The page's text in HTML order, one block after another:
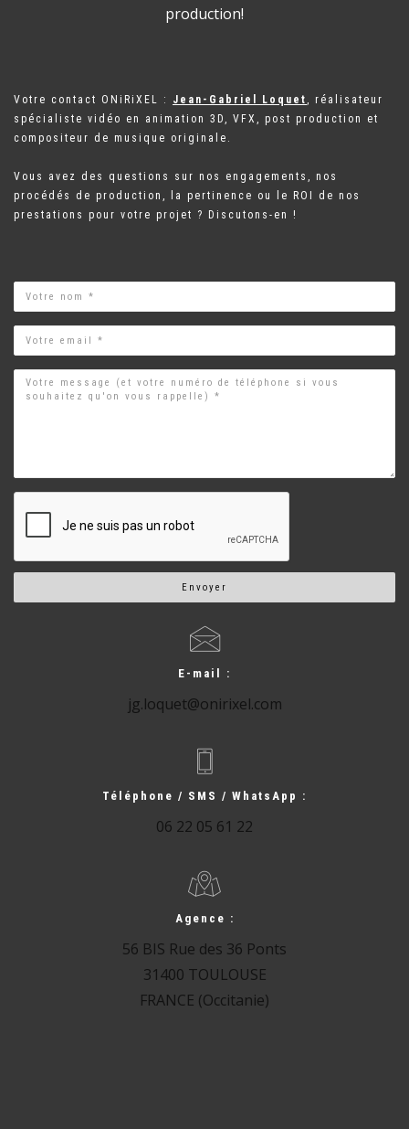
production!
Votre contact ONiRiXEL : Jean-Gabriel Loquet , réalisateur
spécialiste vidéo en animation 3D, VFX, post production et
compositeur de musique originale.
Vous avez des questions sur nos engagements, nos
procédés de production, la pertinence ou le ROI de nos
prestations pour votre projet ? Discutons-en !
Name
Email
Envoyer
E-mail :
jg.loquet@onirixel.com
Téléphone / SMS / WhatsApp :
06 22 05 61 22
Agence :
56 BIS Rue des 36 Ponts
31400 TOULOUSE
FRANCE (Occitanie)